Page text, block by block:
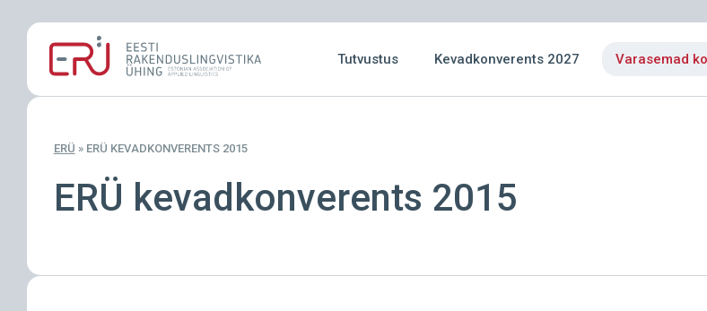
content
Tutvustus Kevadkonverents 2027 Varasemad
ERÜ » ERÜ KEVADKONVERENTS 2015
ERÜ kevadkonverents 2015